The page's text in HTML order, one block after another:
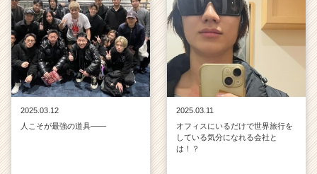
2025.03.12
人こそが最強の道具——
2025.03.11
オフィスにいるだけで世界旅行を
している気分になれる会社と
は！？